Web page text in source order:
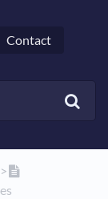
Contact
​>​